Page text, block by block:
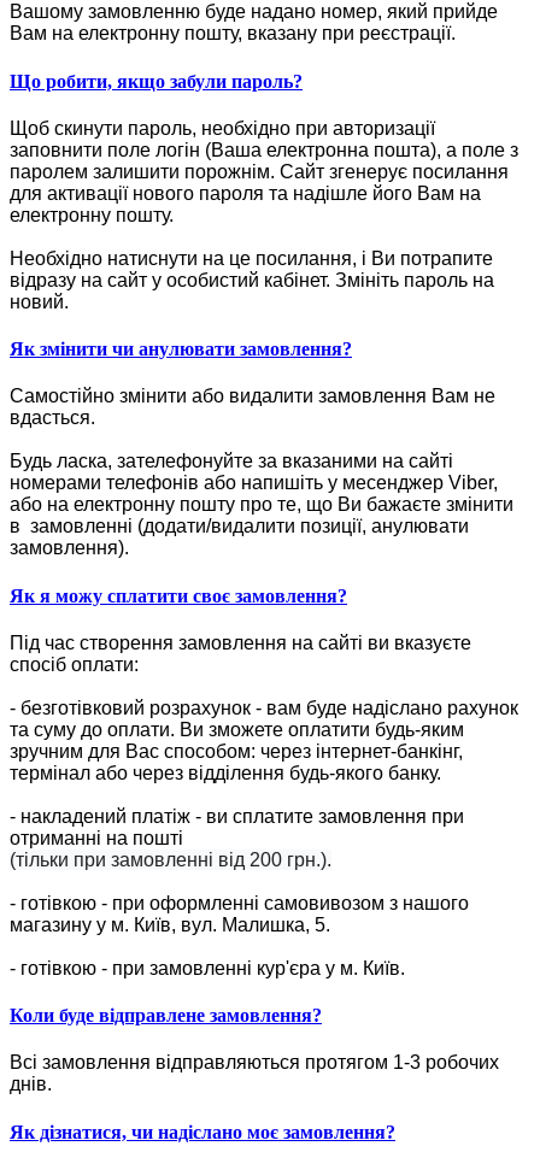
Вашому замовленню буде надано номер, який прийде
Вам на електронну пошту, вказану при реєстрації.
Що робити, якщо забули пароль?
Щоб скинути пароль, необхідно при авторизації
заповнити поле логін (Ваша електронна пошта), а поле з
паролем залишити порожнім. Сайт згенерує посилання
для активації нового пароля та надішле його Вам на
електронну пошту.
Необхідно натиснути на це посилання, і Ви потрапите
відразу на сайт у особистий кабінет. Змініть пароль на
новий.
Як змінити чи анулювати замовлення?
Самостійно змінити або видалити замовлення Вам не
вдасться.
Будь ласка, зателефонуйте за вказаними на сайті
номерами телефонів або напишіть у месенджер Viber,
або на електронну пошту про те, що Ви бажаєте змінити
в замовленні (додати/видалити позиції, анулювати
замовлення).
Як я можу сплатити своє замовлення?
Під час створення замовлення на сайті ви вказуєте
спосіб оплати:
- безготівковий розрахунок - вам буде надіслано рахунок
та суму до оплати. Ви зможете оплатити будь-яким
зручним для Вас способом: через інтернет-банкінг,
термінал або через відділення будь-якого банку.
- накладений платіж - ви сплатите замовлення при
отриманні на пошті
(тільки при замовленні від 200 грн.).
- готівкою - при оформленні самовивозом з нашого
магазину у м. Київ, вул. Малишка, 5.
- готівкою - при замовленні кур'єра у м. Київ.
Коли буде відправлене замовлення?
Всі замовлення відправляються протягом 1-3 робочих
днів.
Як дізнатися, чи надіслано моє замовлення?